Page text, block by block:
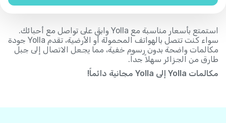
استمتع بأسعار مناسبة مع Yolla وابقَ على تواصل مع أحبائك.
سواء كنت تتصل بالهواتف المحمولة أو الأرضية، تقدم Yolla جودة
مكالمات واضحة بدون رسوم خفية، مما يجعل الاتصال إلى جبل
طارق من الجزائر سهلاً جداً.
مكالمات Yolla إلى Yolla مجانية دائماً!